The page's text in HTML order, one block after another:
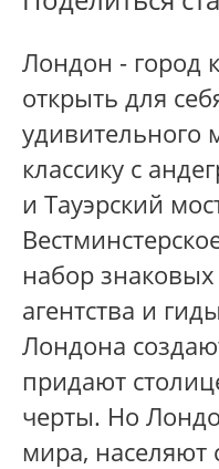
Лондон - город
открыть для
удивительного
классику с
и Тауэрский
набор
агентства и
Лондона
придают
черты. Но
мира,